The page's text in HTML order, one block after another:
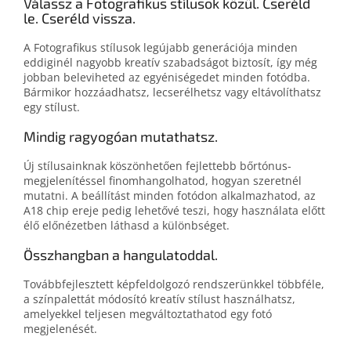
le. Cseréld vissza.
A Fotografikus stílusok legújabb generációja minden
eddiginél nagyobb kreatív szabadságot biztosít, így még
jobban beleviheted az egyéniségedet minden fotódba.
Bármikor hozzáadhatsz, lecserélhetsz vagy eltávolíthatsz
egy stílust.
Mindig ragyogóan mutathatsz.
Új stílusainknak köszönhetően fejlettebb bőrtónus-
megjelenítéssel finomhangolhatod, hogyan szeretnél
mutatni. A beállítást minden fotódon alkalmazhatod, az
A18 chip ereje pedig lehetővé teszi, hogy használata előtt
élő előnézetben láthasd a különbséget.
Összhangban a hangulatoddal.
Továbbfejlesztett képfeldolgozó rendszerünkkel többféle,
a színpalettát módosító kreatív stílust használhatsz,
amelyekkel teljesen megváltoztathatod egy fotó
megjelenését.